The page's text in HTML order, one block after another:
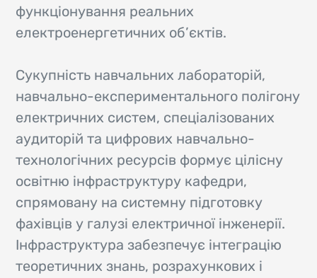
функціонування реальних
електроенергетичних об’єктів.
Сукупність навчальних лабораторій,
навчально-експериментального полігону
електричних систем, спеціалізованих
аудиторій та цифрових навчально-
технологічних ресурсів формує цілісну
освітню інфраструктуру кафедри,
спрямовану на системну підготовку
фахівців у галузі електричної інженерії.
Інфраструктура забезпечує інтеграцію
теоретичних знань, розрахункових і